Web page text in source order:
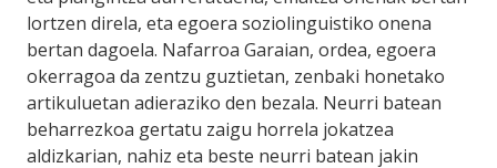
lortzen direla, eta egoera soziolinguistiko onena
bertan dagoela. Nafarroa Garaian, ordea, egoera
okerragoa da zentzu guztietan, zenbaki honetako
artikuluetan adieraziko den bezala. Neurri batean
beharrezkoa gertatu zaigu horrela jokatzea
aldizkarian, nahiz eta beste neurri batean jakin